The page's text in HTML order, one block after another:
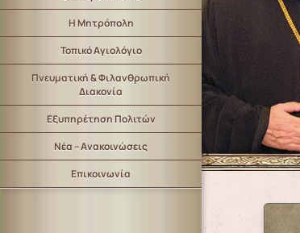
Η Μητρόπολη
Τοπικό Αγιολόγιο
Πνευματική & Φιλανθρωπική
Διακονία
Εξυπηρέτηση Πολιτών
Νέα – Ανακοινώσεις
Επικοινωνία